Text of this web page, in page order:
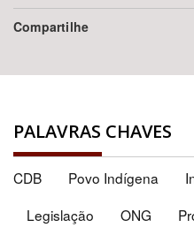
Compartilhe
PALAVRAS CHAVES
CDB Povo Indígena
Legislação
ONG